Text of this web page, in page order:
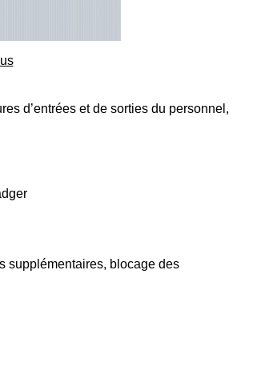
d’entrées et de sorties du personnel,
supplémentaires, blocage des